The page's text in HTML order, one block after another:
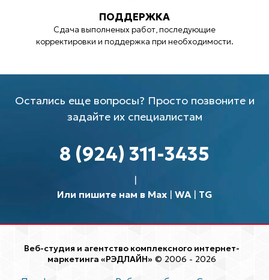
ПОДДЕРЖКА
Сдача выполненых работ, последующие
корректировки и поддержка при необходимости.
Остались еще вопросы? Просто позвоните и
задайте их специалистам
8 (924) 311-3435
Или пишите нам в Max| WA| TG
Веб-студия и агентство комплексного интернет-
маркетинга «РЭДЛАЙН» © 2006 - 2026